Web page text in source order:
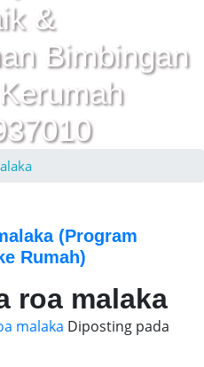
&
Bimbingan
(Program
Rumah)
roa malaka
malaka Diposting pada